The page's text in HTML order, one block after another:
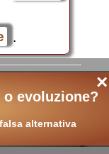
×
o evoluzione?
alternativa